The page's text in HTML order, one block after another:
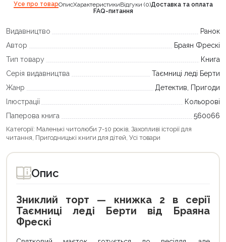
Усе про товарОписХарактеристикиВідгуки (0)Доставка та оплата
FAQ-питання
Видавництво
Ранок
Автор
Браян Фрескі
Тип товару
Книга
Серія видавництва
Таємниці леді Берти
Жанр
Детектив, Пригоди
Ілюстрації
Кольорові
Паперова книга
560066
Категорії: Маленькі читолюби 7-10 років, Захопливі історії для
читання, Пригодницькі книги для дітей, Усі товари
Опис
Зниклий торт — книжка 2 в серії
Таємниці леді Берти від Браяна
Фрескі